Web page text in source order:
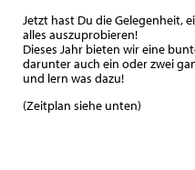
Jetzt hast Du die Gelegenheit,
alles auszuprobieren!
Dieses Jahr bieten wir eine
darunter auch ein oder zwei
und lern was dazu!
(Zeitplan siehe unten)